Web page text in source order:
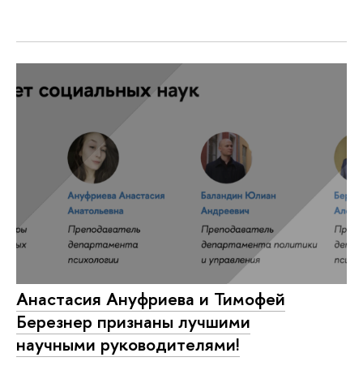
Анастасия Ануфриева и Тимофей
Березнер признаны лучшими
научными руководителями!